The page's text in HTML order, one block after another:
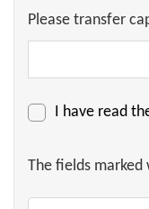
Please transfer
I have read
The fields